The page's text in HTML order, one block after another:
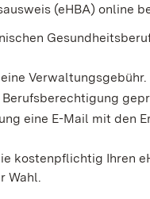
(eHBA) online
Verwaltungsgebühr.
eine E-Mail mit den
kostenpflichtig Ihren
Wahl.